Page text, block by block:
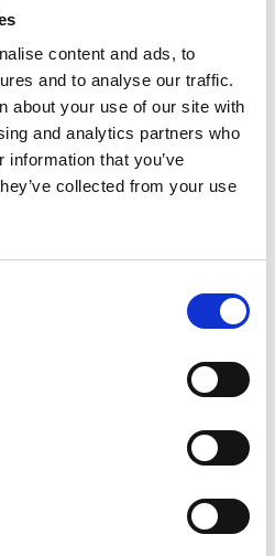
content and ads, to
and to analyse our traffic.
about your use of our site with
and analytics partners who
that you’ve
collected from your use